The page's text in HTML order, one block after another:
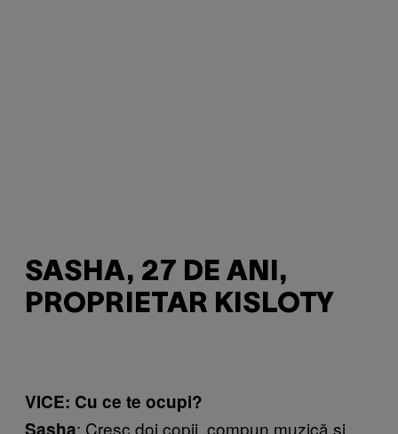
SASHA, 27 DE ANI,
PROPRIETAR KISLOTY
VICE: Cu ce te ocupi?
Sasha: Cresc doi copii, compun muzică și